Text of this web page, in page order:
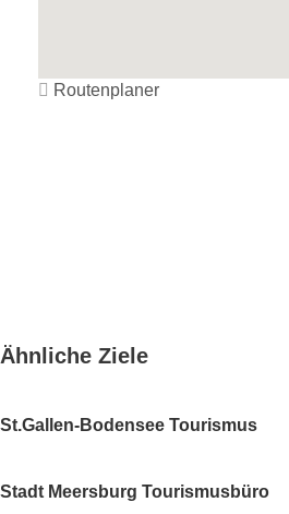
Routenplaner
Ähnliche Ziele
St.Gallen-Bodensee Tourismus
Stadt Meersburg Tourismusbüro